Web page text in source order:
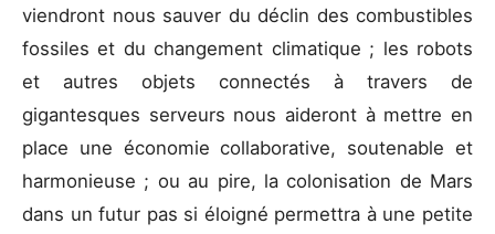
viendront nous sauver du déclin des combustibles
fossiles et du changement climatique ; les robots
et autres objets connectés à travers de
gigantesques serveurs nous aideront à mettre en
place une économie collaborative, soutenable et
harmonieuse ; ou au pire, la colonisation de Mars
dans un futur pas si éloigné permettra à une petite